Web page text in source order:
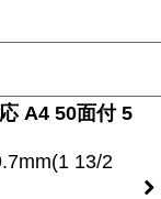
A4 50面付 5
13/2